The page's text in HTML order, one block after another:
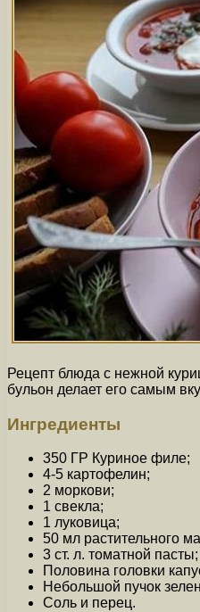
Рецепт блюда с нежной
бульон делает его самым
Ингредиенты
350 ГР Куриное филе;
4-5 картофелин;
2 моркови;
1 свекла;
1 луковица;
50 мл растительного
3 ст. л. томатной пасты;
Половина головки
Небольшой пучок
Соль и перец.